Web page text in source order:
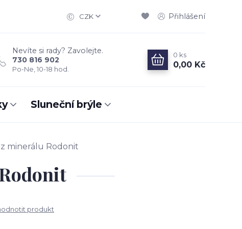
CZK Přihlášení
Nevíte si rady? Zavolejte.
730 816 902
Po-Ne, 10-18 hod.
0 ks
0,00 Kč
Sluneční brýle
minerálu Rodonit
produkt